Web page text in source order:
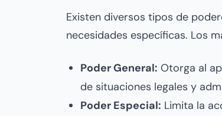
Existen diversos tipos de
necesidades específicas. Los
Poder General: Otorga al
de situaciones legales y
Poder Especial: Limita la